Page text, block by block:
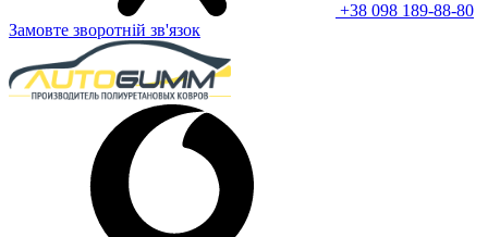
+38 098 189-88-80
Замовте зворотній зв'язок